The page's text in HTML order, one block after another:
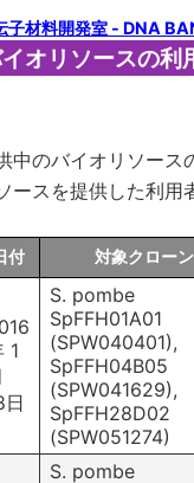
キ
寄
ゲノムDNA
遺伝子発現用
ション
微
マ
プラスミド
提供申
提供申
子材料開発室 - DNA
オリソースの利
中のバイオリソース
ースを提供した利用
付 対象クロー
1
日
S. pombe
SpFFH01A01
(SPW040401),
SpFFH04B05
(SPW041629),
SpFFH28D02
(SPW051274)
S. pombe